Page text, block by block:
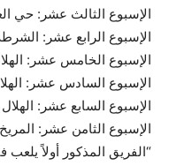
الإسبوع الثالث عشر: حي
الإسبوع الرابع عشر:
الإسبوع الخامس عشر:
الإسبوع السادس عشر:
الإسبوع السابع عشر:
الإسبوع الثامن عشر:
“الفريق المذكور أولاً